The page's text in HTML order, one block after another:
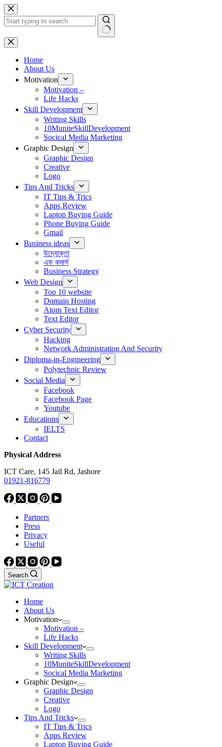
Skip
to
content
No
results
Home
About Us
Motivation
Motivation –
Life Hacks
Skill Development
Writing Skills
10MuniteSkillDevelopment
Socical Media Marketing
Graphic Design
Graphic Design
Creative
Logo
Tips And Tricks
IT Tips & Trics
Apps Review
Laptop Buying Guide
Phone Buying Guide
Gmail
Business ideas
উদ্যোক্তা
এফ কমার্স
Business Strategy
Web Design
Top 10 website
Domain Hosting
Atom Text Editor
Text Editor
Cyber Security
Hacking
Network Administration And Security
Diploma-in-Engineering
Polytechnic Review
Social Media
Facebook
Facebook Page
Youtube
Educations
IELTS
Contact
Physical Address
ICT Care, 145 Jail Rd, Jashore
01921-816779
Partners
Press
Privacy
Useful
Search
Home
About Us
Motivation
Motivation –
Life Hacks
Skill Development
Writing Skills
10MuniteSkillDevelopment
Socical Media Marketing
Graphic Design
Graphic Design
Creative
Logo
Tips And Tricks
IT Tips & Trics
Apps Review
Laptop Buying Guide